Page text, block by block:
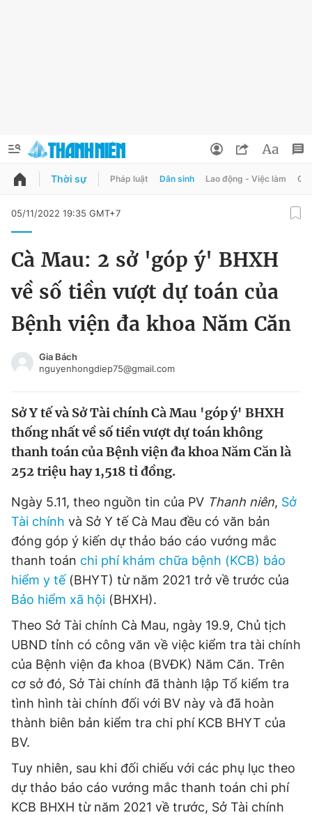
QUẢNG CÁO
Chào ngày mới
Video Magazine
Sản phẩm khác
Tiện ích Bạn cần biết
Thông tin tòa soạn Liên hệ quảng cáo
Đọc Thanh Niên trên điện thoại
Theo dõi báo trên
Hotline
0906 645 777
Liên hệ quảng cáo
0908 780 404
Đổi mật khẩu
Tin đã lưu
Tin đã xem
Đăng xuất
Thời sự Pháp luật Dân sinh Lao động - Việc làm
05/11/2022 19:35 GMT+7
Cà Mau: 2 sở 'góp ý' BHXH
về số tiền vượt dự toán của
Bệnh viện đa khoa Năm Căn
Gia Bách
nguyenhongdiep75@gmail.com
Sở Y tế và Sở Tài chính Cà Mau 'góp ý' BHXH
thống nhất về số tiền vượt dự toán không
thanh toán của Bệnh viện đa khoa Năm Căn là
252 triệu hay 1,518 tỉ đồng.
Ngày 5.11, theo nguồn tin của PV Thanh niên, Sở
Tài chính và Sở Y tế Cà Mau đều có văn bản
đóng góp ý kiến dự thảo báo cáo vướng mắc
thanh toán chi phí khám chữa bệnh (KCB) bảo
hiểm y tế (BHYT) từ năm 2021 trở về trước của
Bảo hiểm xã hội (BHXH).
Theo Sở Tài chính Cà Mau, ngày 19.9, Chủ tịch
UBND tỉnh có công văn về việc kiểm tra tài chính
của Bệnh viện đa khoa (BVĐK) Năm Căn. Trên
cơ sở đó, Sở Tài chính đã thành lập Tổ kiểm tra
tình hình tài chính đối với BV này và đã hoàn
thành biên bản kiểm tra chi phí KCB BHYT của
BV.
Tuy nhiên, sau khi đối chiếu với các phụ lục theo
dự thảo báo cáo vướng mắc thanh toán chi phí
KCB BHXH từ năm 2021 về trước, Sở Tài chính